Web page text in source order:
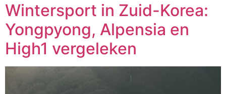
Wintersport in Zuid-Korea:
Yongpyong, Alpensia en
High1 vergeleken